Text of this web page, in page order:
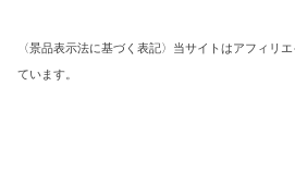
〈景品表示法に基づく表記〉当サイトはアフィリ
ています。